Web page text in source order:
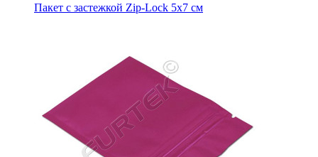
Пакет с застежкой zip-lock вишневый металлик